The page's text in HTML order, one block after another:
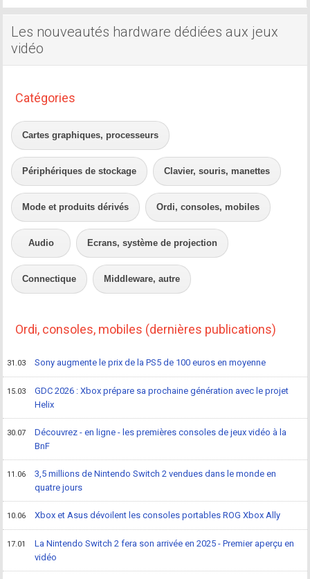
Les nouveautés hardware dédiées aux jeux
vidéo
Catégories
Cartes graphiques, processeurs
Périphériques de stockage Clavier, souris, manettes
Mode et produits dérivés Ordi, consoles, mobiles
Audio Ecrans, système de projection
Connectique Middleware, autre
Ordi, consoles, mobiles (dernières publications)
31.03 Sony augmente le prix de la PS5 de 100 euros en moyenne
15.03
GDC 2026 : Xbox prépare sa prochaine génération avec le projet
Helix
30.07
Découvrez - en ligne - les premières consoles de jeux vidéo à la
BnF
11.06
3,5 millions de Nintendo Switch 2 vendues dans le monde en
quatre jours
10.06 Xbox et Asus dévoilent les consoles portables ROG Xbox Ally
17.01
La Nintendo Switch 2 fera son arrivée en 2025 - Premier aperçu en
vidéo